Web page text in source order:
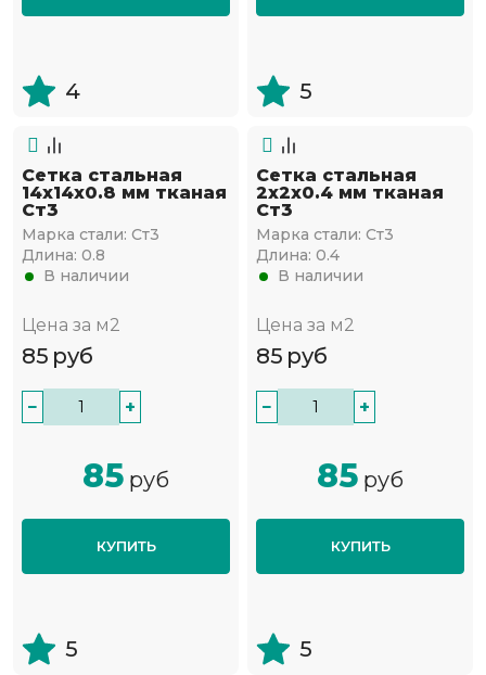
4 5
Сетка стальная
14х14х0.8 мм тканая
Ст3
Марка стали: Ст3
Длина: 0.8
В наличии
Цена за м2
85 руб
− +
85 руб
КУПИТЬ
5
Сетка стальная
2х2х0.4 мм тканая
Ст3
Марка стали: Ст3
Длина: 0.4
В наличии
Цена за м2
85 руб
− +
85 руб
КУПИТЬ
5